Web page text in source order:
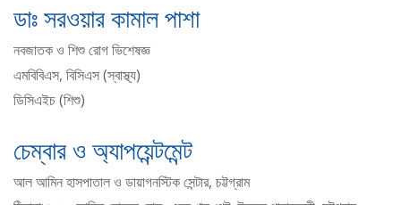
ডাঃ সরওয়ার কামাল পাশা
নবজাতক ও শিশু রোগ ভিশেষজ্ঞ
এমবিবিএস, বিসিএস (স্বাস্থ্য)
ডিসিএইচ (শিশু)
চেম্বার ও অ্যাপয়েন্টমেন্ট
আল আমিন হাসপাতাল ও ডায়াগনস্টিক সেন্টার, চট্টগ্রাম